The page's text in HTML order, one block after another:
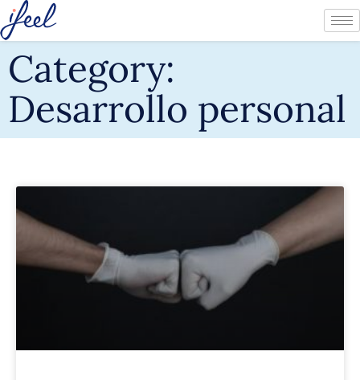
Category:
Desarrollo personal